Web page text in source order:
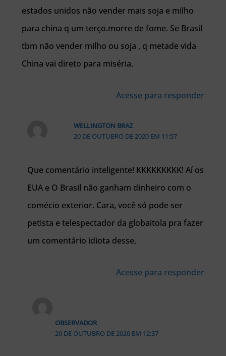
estados unidos não vender mais soja e milho
para china q um terço.morre de fome. Se Brasil
tbm não vender milho ou soja , q metade vida
China vai direto para miséria.
Acesse para responder
WELLINGTON BRAZ
20 DE OUTUBRO DE 2020 EM 11:57
Que comentário inteligente! KKKKKKKKK! Aí os
EUA e O Brasil não ganham dinheiro com o
comécio exterior. Cara, você só pode ser
petista e telespectador da globaitola pra fazer
um comentário idiota desse,
Acesse para responder
OBSERVADOR
20 DE OUTUBRO DE 2020 EM 12:37